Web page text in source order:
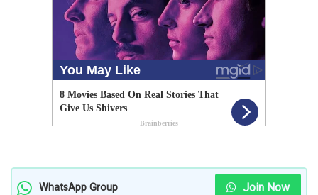
WhatsApp Group Join Now